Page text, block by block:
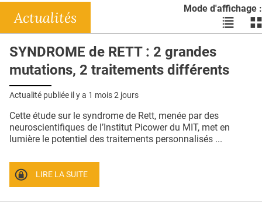
DOSSIERS
RÉSEAUX
E-REVUE SAD
QUI SOMMES-NOUS ?
CONDITIONS GÉNÉRALES
Mode d'affichage :
Voir
les
liste
les
Actualités
SYNDROME de RETT : 2 grandes
mutations, 2 traitements différents
Actualité publiée il y a 1 mois 2 jours
Cette étude sur le syndrome de Rett, menée par des
neuroscientifiques de l’Institut Picower du MIT, met en
lumière le potentiel des traitements personnalisés ...
LIRE LA SUITE